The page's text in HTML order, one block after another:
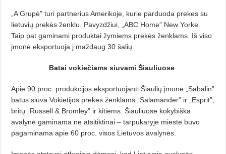
„A Grupė” turi partnerius Amerikoje, kurie parduoda prekes su
lietuvių prekės ženklu. Pavyzdžiui, „ABC Home” New Yorke.
Taip pat gaminami produktai žymiems prekės ženklams. Iš viso
įmonė eksportuoja į maždaug 30 šalių.
Batai vokiečiams siuvami Šiauliuose
Apie 90 proc. produkcijos eksportuojanti Šiaulių įmonė „Sabalin”
batus siuva Vokietijos prekės ženklams „Salamander” ir „Esprit”,
britų „Russell & Bromley” ir kitiems. Šiauliuose kokybiška
avalynė gaminama ne atsitiktinai – tarpukaryje mieste buvo
pagaminama apie 60 proc. visos Lietuvos avalynės.